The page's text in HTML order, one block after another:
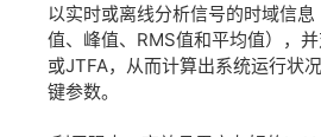
以实时或离线分析信号的时域信
值、峰值、RMS值和平均值），
或JTFA，从而计算出系统运行状
键参数。